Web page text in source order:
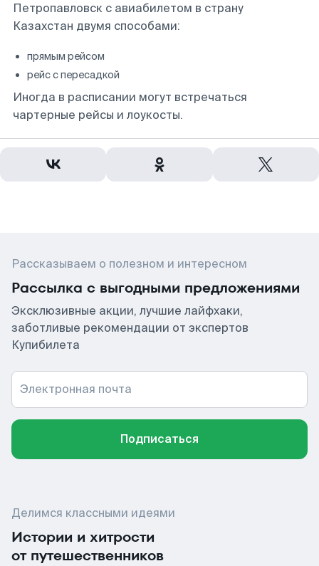
Петропавловск с авиабилетом в страну
Казахстан двумя способами:
прямым рейсом
рейс с пересадкой
Иногда в расписании могут встречаться
чартерные рейсы и лоукосты.
Рассказываем о полезном и интересном
Рассылка с выгодными предложениями
Эксклюзивные акции, лучшие лайфхаки,
заботливые рекомендации от экспертов
Купибилета
Электронная почта
Подписаться
Делимся классными идеями
Истории и хитрости
от путешественников